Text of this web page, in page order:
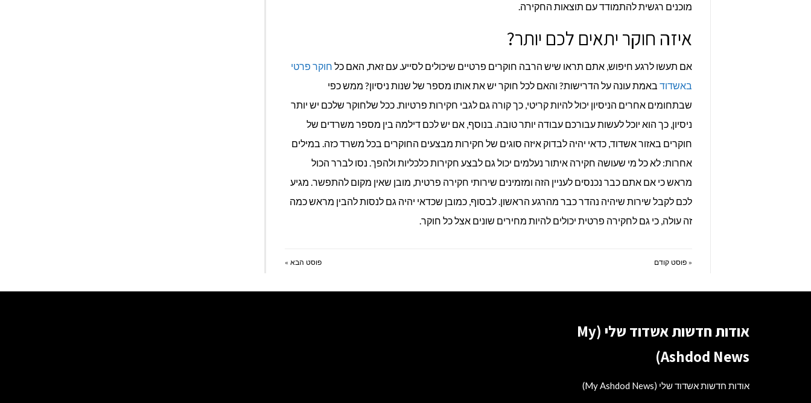
מוכנים רגשית להתמודד עם תוצאות החקירה.
איזה חוקר יתאים לכם יותר?
אם תעשו לרגע חיפוש, אתם תראו שיש הרבה חוקרים פרטיים שיכולים לסייע. עם זאת, האם כל חוקר פרטי
באשדוד באמת עונה על הדרישות? והאם לכל חוקר יש את אותו מספר של שנות ניסיון? ממש כפי
שבתחומים אחרים הניסיון יכול להיות קריטי, כך קורה גם לגבי חקירות פרטיות. ככל שלחוקר שלכם יש יותר
ניסיון, כך הוא יוכל לעשות עבורכם עבודה יותר טובה. בנוסף, אם יש לכם דילמה בין מספר משרדים של
חוקרים באזור אשדוד, כדאי יהיה לבדוק איזה סוגים של חקירות מבצעים החוקרים בכל משרד כזה. במילים
אחרות: לא כל מי שעושה חקירה איתור נעלמים יכול גם לבצע חקירות כלכליות ולהפך. נסו לברר הכול
מראש כי אם אתם כבר נכנסים לעניין הזה ומזמינים שירותי חקירה פרטית, מובן שאין מקום להתפשר. מגיע
לכם לקבל שירות שיהיה נהדר כבר מהרגע הראשון. לבסוף, כמובן שכדאי יהיה גם לנסות להבין מראש כמה
זה עולה, כי גם לחקירה פרטית יכולים להיות מחירים שונים אצל כל חוקר.
« פוסט קודם פוסט הבא »
אודות חדשות אשדוד שלי (My
Ashdod News)
אודות חדשות אשדוד שלי (My Ashdod News)